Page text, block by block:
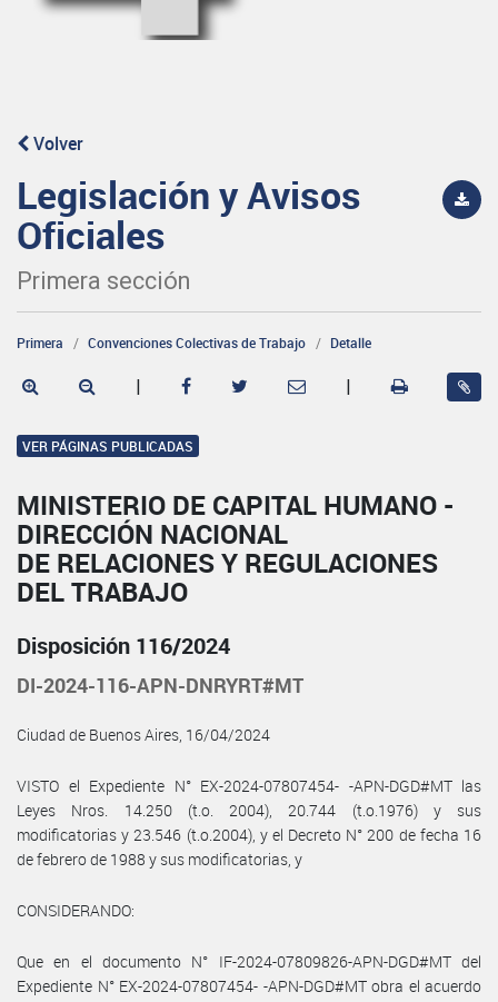
Volver
Legislación y Avisos
Oficiales
Primera sección
Primera Convenciones Colectivas de Trabajo Detalle
| |
VER PÁGINAS PUBLICADAS
MINISTERIO DE CAPITAL HUMANO -
DIRECCIÓN NACIONAL
DE RELACIONES Y REGULACIONES
DEL TRABAJO
Disposición 116/2024
DI-2024-116-APN-DNRYRT#MT
Ciudad de Buenos Aires, 16/04/2024
VISTO el Expediente N° EX-2024-07807454- -APN-DGD#MT las
Leyes Nros. 14.250 (t.o. 2004), 20.744 (t.o.1976) y sus
modificatorias y 23.546 (t.o.2004), y el Decreto N° 200 de fecha 16
de febrero de 1988 y sus modificatorias, y
CONSIDERANDO:
Que en el documento N° IF-2024-07809826-APN-DGD#MT del
Expediente N° EX-2024-07807454- -APN-DGD#MT obra el acuerdo